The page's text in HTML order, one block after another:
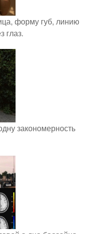
форму губ, линию
глаз.
закономерность